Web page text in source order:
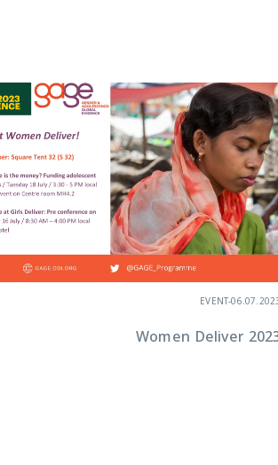
-
EVENT
Women Deliver